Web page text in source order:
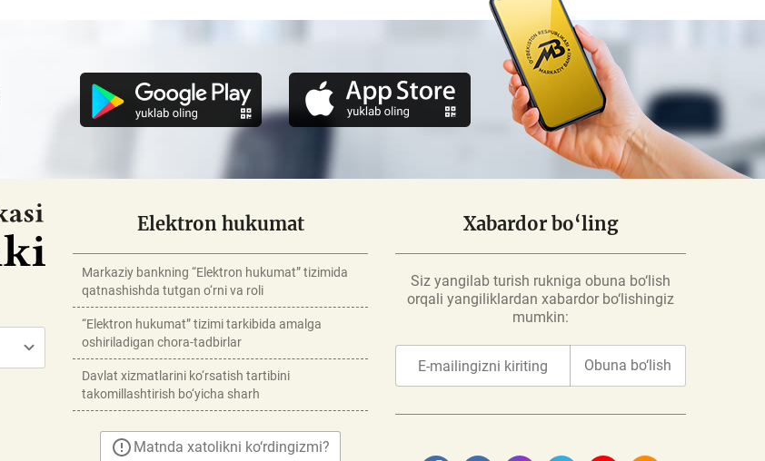
Elektron hukumat
Markaziy bankning “Elektron hukumat” tizimida
qatnashishda tutgan o‘rni va roli
“Elektron hukumat” tizimi tarkibida amalga
oshiriladigan chora-tadbirlar
Davlat xizmatlarini ko‘rsatish tartibini
takomillashtirish bo‘yicha sharh
Matnda xatolikni ko‘rdingizmi?
Xabardor bo‘ling
Siz yangilab turish rukniga obuna bo‘lish
orqali yangiliklardan xabardor bo‘lishingiz
mumkin:
Obuna bo‘lish